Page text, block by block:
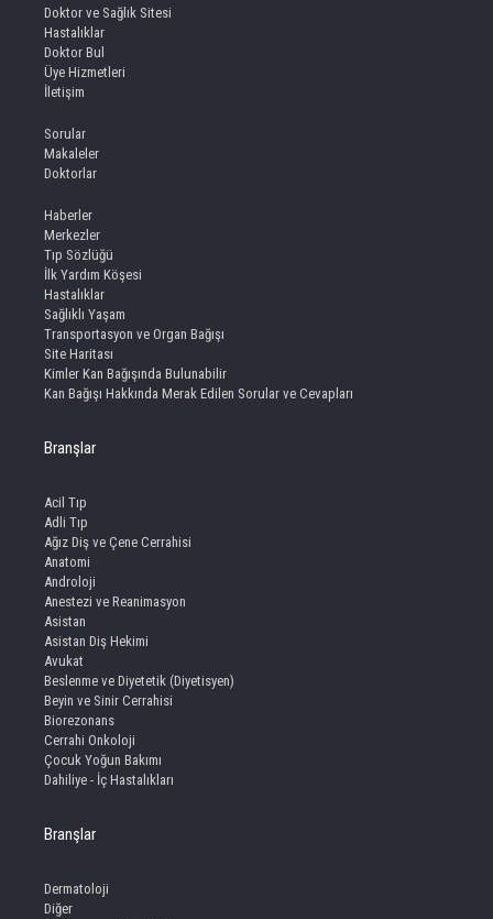
Doktor ve Sağlık Sitesi
Hastalıklar
Doktor Bul
Üye Hizmetleri
İletişim
Sorular
Makaleler
Doktorlar
Haberler
Merkezler
Tıp Sözlüğü
İlk Yardım Köşesi
Hastalıklar
Sağlıklı Yaşam
Transportasyon ve Organ Bağışı
Site Haritası
Kimler Kan Bağışında Bulunabilir
Kan Bağışı Hakkında Merak Edilen Sorular ve Cevapları
Branşlar
Acil Tıp
Adli Tıp
Ağız Diş ve Çene Cerrahisi
Anatomi
Androloji
Anestezi ve Reanimasyon
Asistan
Asistan Diş Hekimi
Avukat
Beslenme ve Diyetetik (Diyetisyen)
Beyin ve Sinir Cerrahisi
Biorezonans
Cerrahi Onkoloji
Çocuk Yoğun Bakımı
Dahiliye - İç Hastalıkları
Branşlar
Dermatoloji
Diğer